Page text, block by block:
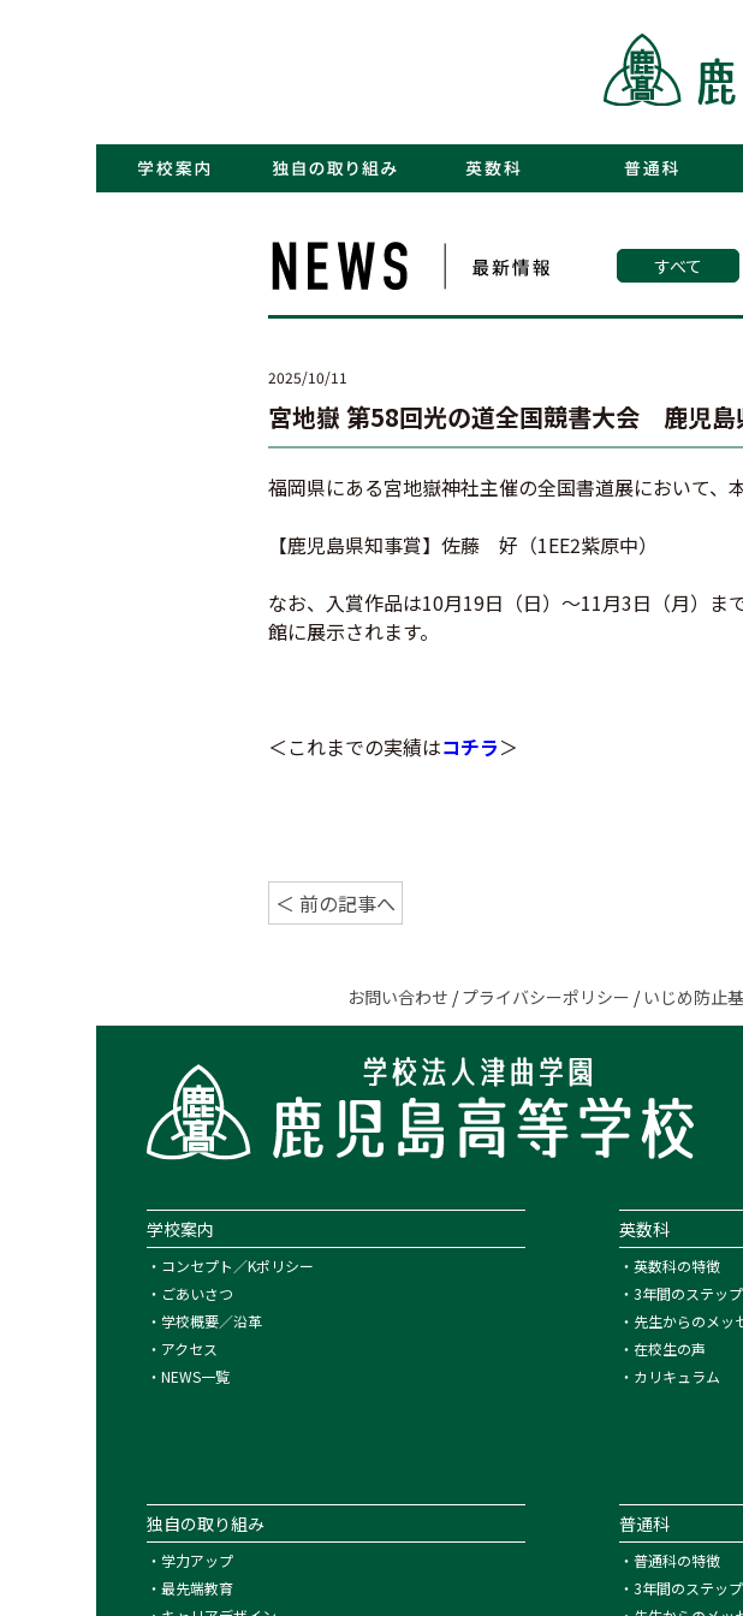
すべて
2025/10/11
宮地嶽 第58回光の道全国競書大会 鹿児島
福岡県にある宮地嶽神社主催の全国書道展において、
【鹿児島県知事賞】佐藤 好（1EE2紫原中）
なお、入賞作品は10月19日（日）～11月3日（月）
館に展示されます。
＜これまでの実績はコチラ＞
＜ 前の記事へ
お問い合わせ /プライバシーポリシー /いじめ防止
学校案内
・ コンセプト／Kポリシー
・ ごあいさつ
・ 学校概要／沿革
・ アクセス
・ NEWS一覧
独自の取り組み
・ 学力アップ
・ 最先端教育
英数科
・ 英数科の特徴
・ 3年間のステッ
・ 先生からのメッ
・ 在校生の声
・ カリキュラム
普通科
・ 普通科の特徴
・ 3年間のステッ